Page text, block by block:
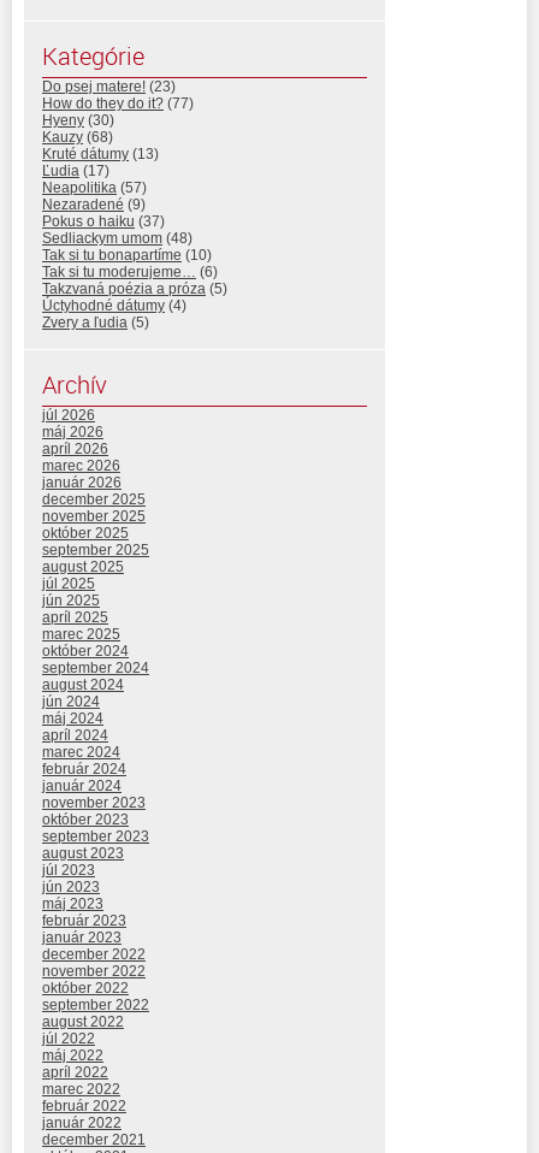
Kategórie
Do psej matere! (23)
How do they do it? (77)
Hyeny (30)
Kauzy (68)
Kruté dátumy (13)
Ľudia (17)
Neapolitika (57)
Nezaradené (9)
Pokus o haiku (37)
Sedliackym umom (48)
Tak si tu bonapartíme (10)
Tak si tu moderujeme… (6)
Takzvaná poézia a próza (5)
Úctyhodné dátumy (4)
Zvery a ľudia (5)
Archív
júl 2026
máj 2026
apríl 2026
marec 2026
január 2026
december 2025
november 2025
október 2025
september 2025
august 2025
júl 2025
jún 2025
apríl 2025
marec 2025
október 2024
september 2024
august 2024
jún 2024
máj 2024
apríl 2024
marec 2024
február 2024
január 2024
november 2023
október 2023
september 2023
august 2023
júl 2023
jún 2023
máj 2023
február 2023
január 2023
december 2022
november 2022
október 2022
september 2022
august 2022
júl 2022
máj 2022
apríl 2022
marec 2022
február 2022
január 2022
december 2021